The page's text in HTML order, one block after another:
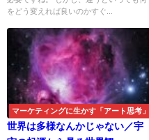
をどう変えれば良いのかすぐ...
マーケティングに生かす「アート思考」
世界は多様なんかじゃない／宇